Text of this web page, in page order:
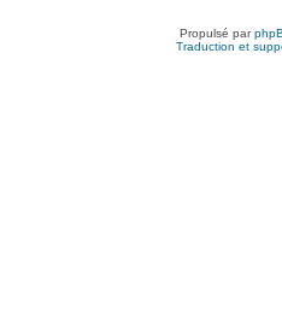
Propulsé par
Traduction et